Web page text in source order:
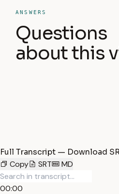
ANSWERS
Questions
about this
Full Transcript — Download
Copy
SRT MD
00:00